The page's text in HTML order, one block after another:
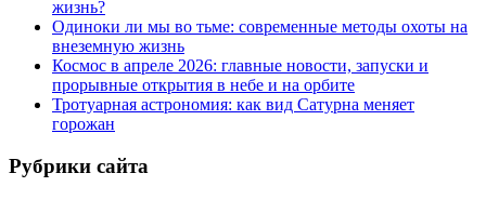
жизнь?
Одиноки ли мы во тьме: современные методы охоты на
внеземную жизнь
Космос в апреле 2026: главные новости, запуски и
прорывные открытия в небе и на орбите
Тротуарная астрономия: как вид Сатурна меняет
горожан
Рубрики сайта